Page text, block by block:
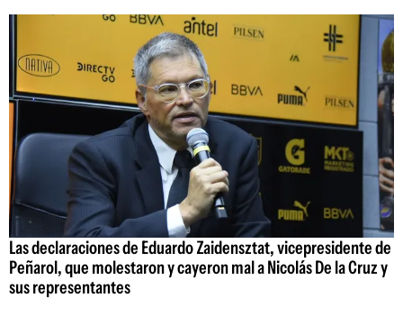
Las declaraciones de Eduardo Zaidensztat, vicepresidente de
Peñarol, que molestaron y cayeron mal a Nicolás De la Cruz y
sus representantes